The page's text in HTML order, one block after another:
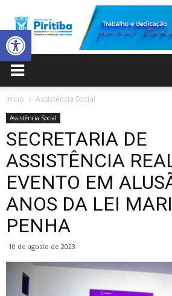
Abrir a barra de ferramentas
Municipal
de
Início Assistência Social
Assistência Social
SECRETARIA DE
ASSISTÊNCIA
EVENTO EM
ANOS DA LEI
PENHA
10 de agosto de 2023